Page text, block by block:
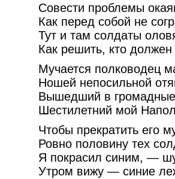
Совести проблемы
Как перед собой не
Тут и там солдаты
Как решить, кто должен
Мучается полководец
Ношей непосильной
Вышедший в громадные
Шестилетний мой
Чтобы прекратить его
Ровно половину тех
Я покрасил синим, —
Утром вижу — синие